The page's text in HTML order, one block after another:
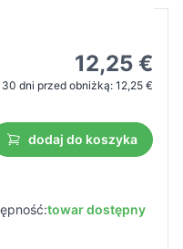
12,25 €
dni przed obniżką: 12,25 €
dodaj do koszyka
towar dostępny